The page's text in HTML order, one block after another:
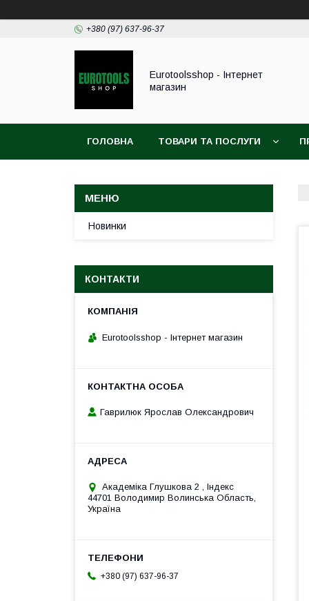
+380 (97) 637-96-37
Eurotoolsshop - Інтернет
магазин
ГОЛОВНА ТОВАРИ ТА ПОСЛУГИ
Новинки
КОНТАКТИ
Eurotoolsshop - Інтернет магазин
Гаврилюк Ярослав Олександрович
Академiка Глушкова 2 , Iндекс
44701 Володимир Волинська Область,
Україна
+380 (97) 637-96-37